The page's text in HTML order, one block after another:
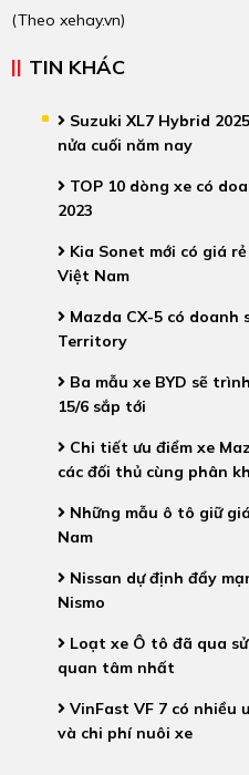
(Theo xehay.vn)
TIN KHÁC
Suzuki XL7 Hybrid
nửa cuối năm nay
TOP 10 dòng xe có
2023
Kia Sonet mới có giá
Việt Nam
Mazda CX-5 có doanh
Territory
Ba mẫu xe BYD sẽ
15/6 sắp tới
Chi tiết ưu điểm xe
các đối thủ cùng phân
Những mẫu ô tô giữ
Nam
Nissan dự định đẩy
Nismo
Loạt xe Ô tô đã qua
quan tâm nhất
VinFast VF 7 có nhiều
và chi phí nuôi xe